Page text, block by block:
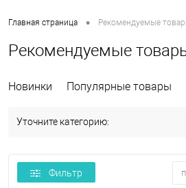
Главная страница • Рекомендуемые
Рекомендуемые
Новинки Популярные товары
Уточните категорию:
Фильтр